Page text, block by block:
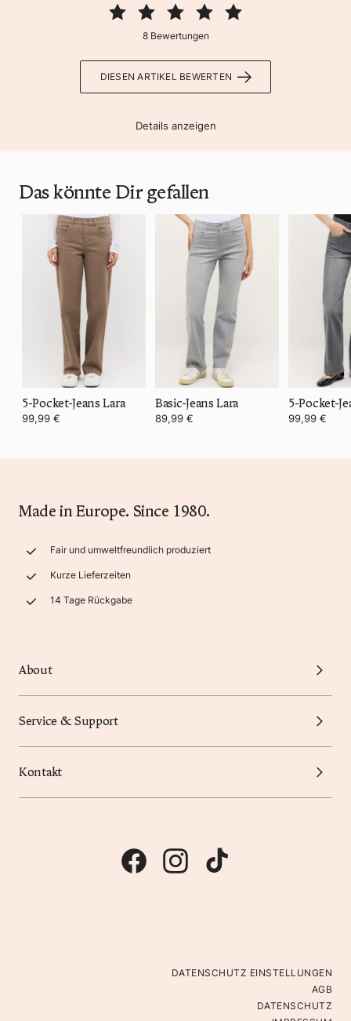
8 Bewertungen
DIESEN ARTIKEL BEWERTEN
Details anzeigen
Das könnte Dir gefallen
5-Pocket-Jeans Lara
99,99 €
Basic-Jeans Lara
89,99 €
5-Pocket-
99,99 €
Made in Europe. Since 1980.
Fair und umweltfreundlich produziert
Kurze Lieferzeiten
14 Tage Rückgabe
About
Service & Support
Kontakt
DATENSCHUTZ EINSTELLUNGEN
AGB
DATENSCHUTZ